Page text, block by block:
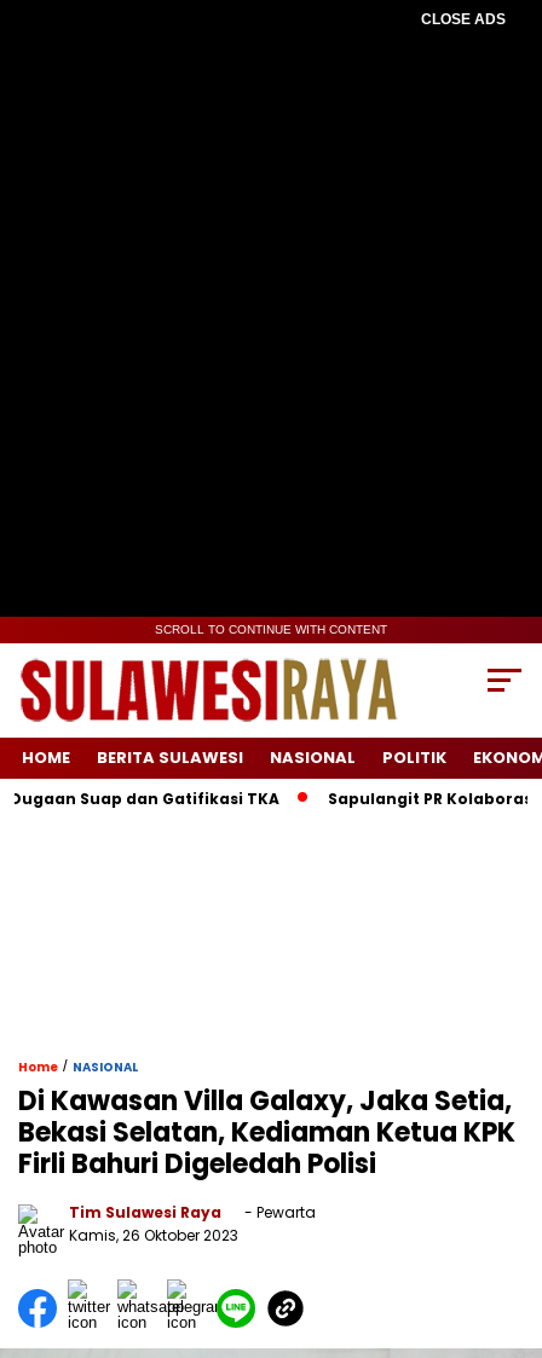
CLOSE ADS
SCROLL TO CONTINUE WITH CONTENT
HOME BERITA SULAWESI NASIONAL POLITIK
dan Gatifikasi TKA Sapulangit PR Kolaborasi dengan
Home / NASIONAL
Di Kawasan Villa Galaxy, Jaka Setia,
Bekasi Selatan, Kediaman Ketua KPK
Firli Bahuri Digeledah Polisi
Tim Sulawesi Raya
- Pewarta
Kamis, 26 Oktober 2023